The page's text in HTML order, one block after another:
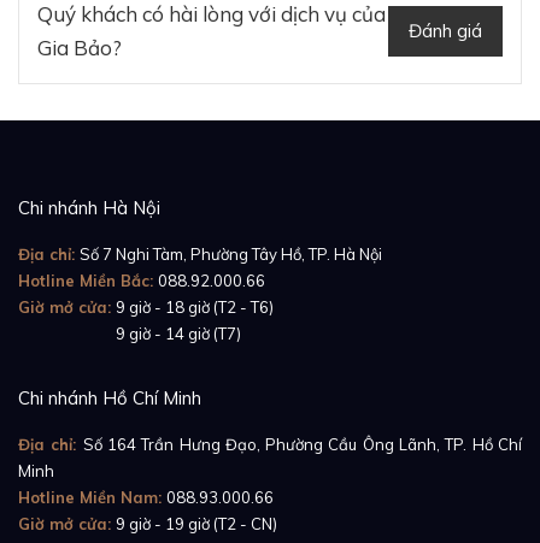
chủ đạo, chúng ta có các phiên bản màu sắc: đen -
nâu - xanh lá và kẻ be - kẻ trắng - kẻ xanh dương - kẻ
Quý khách có hài lòng với dịch vụ của
Gia Bảo?
Đánh giá
Chi nhánh Hà Nội
Địa chỉ: Số 7 Nghi Tàm, Phường Tây Hồ, TP. Hà Nội
Hotline Miền Bắc: 088.92.000.66
Giờ mở cửa: 9 giờ - 18 giờ (T2 - T6)
9 giờ - 14 giờ (T7)
Chi nhánh Hồ Chí Minh
Địa chỉ: Số 164 Trần Hưng Đạo, Phường Cầu Ông Lãnh, TP. Hồ Chí
Minh
Hotline Miền Nam: 088.93.000.66
Giờ mở cửa: 9 giờ - 19 giờ (T2 - CN)